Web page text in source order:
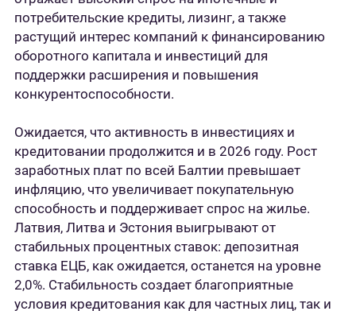
потребительские кредиты, лизинг, а также
растущий интерес компаний к финансированию
оборотного капитала и инвестиций для
поддержки расширения и повышения
конкурентоспособности.
Ожидается, что активность в инвестициях и
кредитовании продолжится и в 2026 году. Рост
заработных плат по всей Балтии превышает
инфляцию, что увеличивает покупательную
способность и поддерживает спрос на жилье.
Латвия, Литва и Эстония выигрывают от
стабильных процентных ставок: депозитная
ставка ЕЦБ, как ожидается, останется на уровне
2,0%. Стабильность создает благоприятные
условия кредитования как для частных лиц, так и